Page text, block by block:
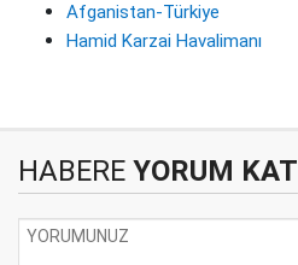
Afganistan-Türkiye
Hamid Karzai Havalimanı
HABERE YORUM KAT